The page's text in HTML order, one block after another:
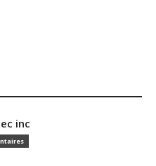
inc